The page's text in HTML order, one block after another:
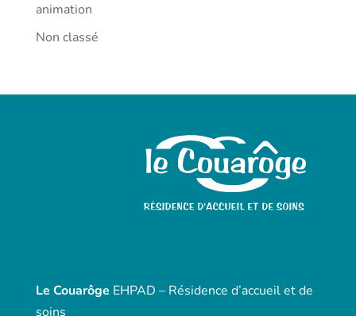
animation
Non classé
Le Couarôge EHPAD – Résidence d’accueil et de
soins